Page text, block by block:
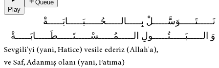
Play
Queue
نَـــــتَـــــوَسَّـــــلْ بِـــــالـــــحُـــــبَـــــابَـــــةْ
وَ الـــــبَـــــتُـــــولِ الـــــمُـــــسْـــــتَـــــطَـــــابَـــــةْ
Sevgili'yi (yani, Hatice) vesile ederiz (Allah'a),
ve Saf, Adanmış olanı (yani, Fatıma)